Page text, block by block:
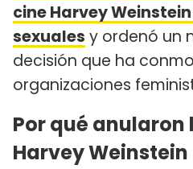
cine Harvey
sexuales y ordenó un
decisión que ha
organizaciones
Por qué
Harvey Weinstein